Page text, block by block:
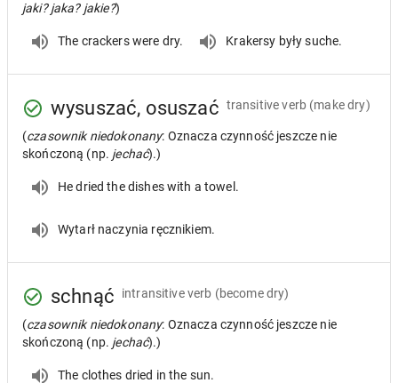
jaki? jaka? jakie?)
The crackers were dry. Krakersy były suche.
wysuszać, osuszać transitive verb (make dry)
(czasownik niedokonany: Oznacza czynność jeszcze nie
skończoną (np. jechać).)
He dried the dishes with a towel.
Wytarł naczynia ręcznikiem.
schnąć intransitive verb (become dry)
(czasownik niedokonany: Oznacza czynność jeszcze nie
skończoną (np. jechać).)
The clothes dried in the sun.